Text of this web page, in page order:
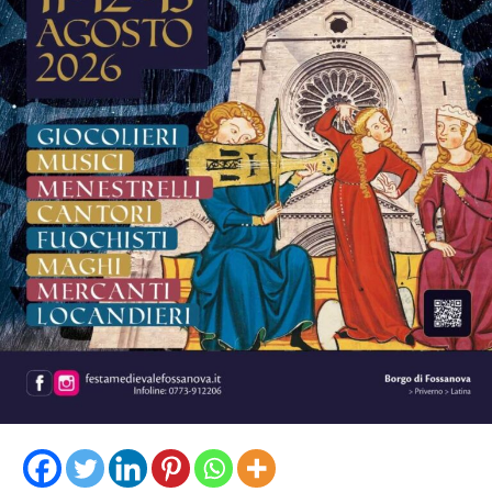
La musica continuerà poi ad essere protagonista sui tre
palchi della festa.
Sul palco delGrappa Jazz Festivalsalirà ilLuca
Mannutza & Paolo Recchia Duo,raffinata formazione
composta da pianoforte e sassofono contralto, mentre
domenica 9 agosto il festival chiuderà con il Jordan
Corda 5et, formazione guidata dal vibrafonista Jordan
Corda insieme a Filippo Bianchini, Dario Rogato
(direttore artistico del Grappa Jazz Festival), Luca
Bulgarelli e Sasha Mashin.
Sul palco Torre, domani sera, sarà la volta
dell’orchestra spettacoloBarbara Band